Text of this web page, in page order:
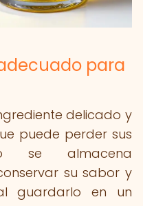
para
delicado y
puede perder sus
se almacena
su sabor y
guardarlo en un